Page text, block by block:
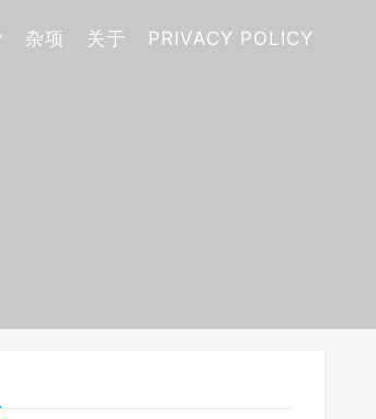
杂项 关于 PRIVACY POLICY